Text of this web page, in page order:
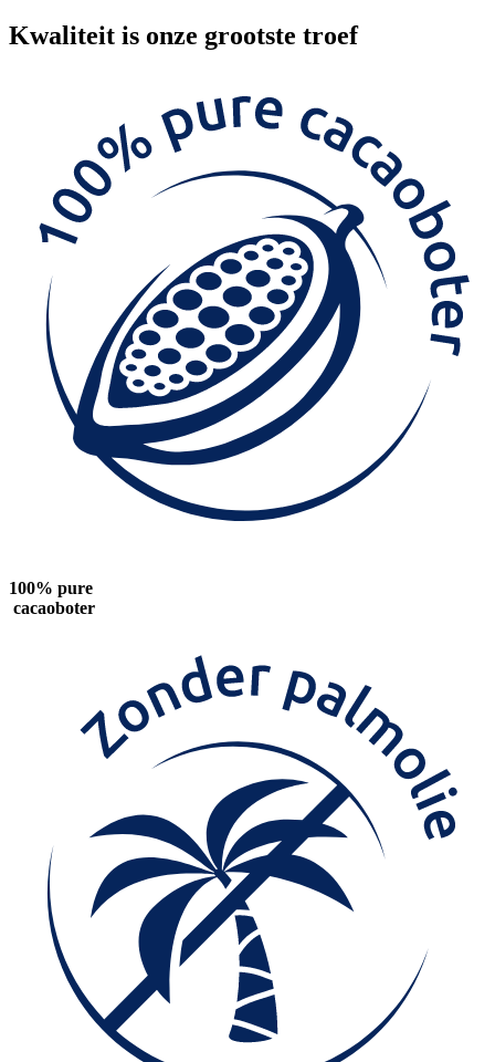
Kwaliteit is onze grootste troef
100% pure
cacaoboter